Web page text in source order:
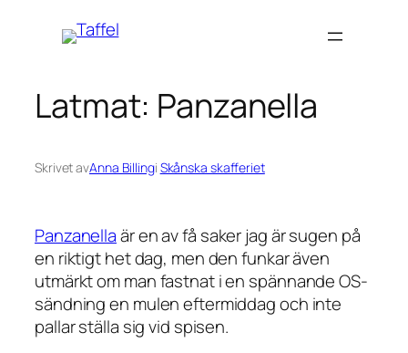
Latmat: Panzanella
Skrivet avAnna Billingi Skånska skafferiet
Panzanellaär en av få saker jag är sugen på
en riktigt het dag, men den funkar även
utmärkt om man fastnat i en spännande OS-
sändning en mulen eftermiddag och inte
pallar ställa sig vid spisen.